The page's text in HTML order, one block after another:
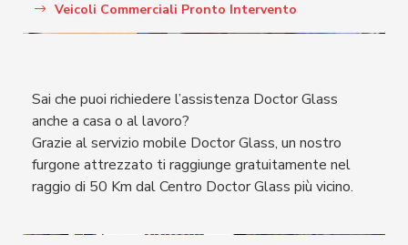
Veicoli Commerciali Pronto Intervento
Sai che puoi richiedere l’assistenza Doctor Glass
anche a casa o al lavoro?
Grazie al servizio mobile Doctor Glass, un nostro
furgone attrezzato ti raggiunge gratuitamente nel
raggio di 50 Km dal Centro Doctor Glass più vicino.